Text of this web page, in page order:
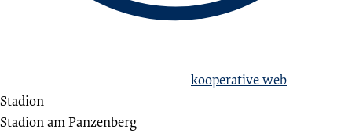
kooperative web
Stadion
Stadion am Panzenberg